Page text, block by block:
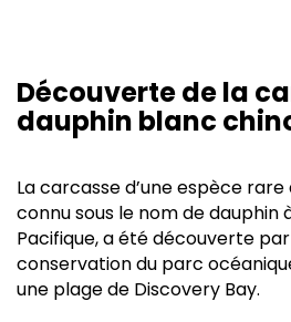
Découverte de la
dauphin blanc
La carcasse d’une espèce
connu sous le nom de dauphin
Pacifique, a été découverte
conservation du parc
une plage de Discovery Bay.